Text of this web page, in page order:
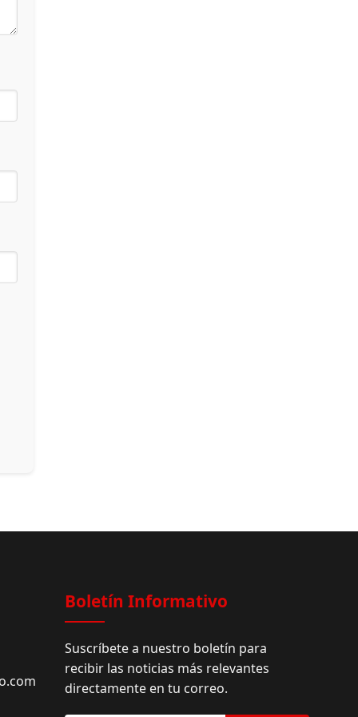
Boletín Informativo
Suscríbete a nuestro boletín para
recibir las noticias más relevantes
directamente en tu correo.